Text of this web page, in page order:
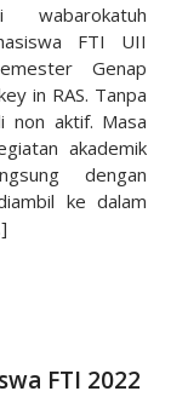
wabarokatuh
FTI UII
Genap
in RAS. Tanpa
non aktif. Masa
akademik
dengan
ke dalam
FTI 2022